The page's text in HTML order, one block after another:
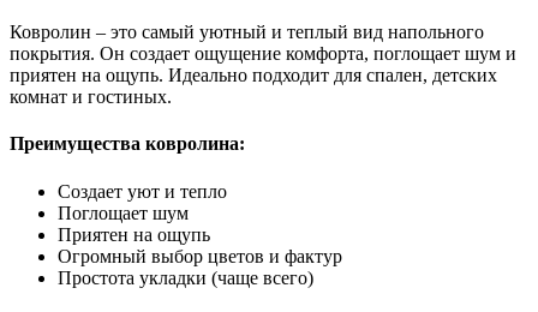
Ковролин – это самый уютный и теплый вид напольного
покрытия. Он создает ощущение комфорта, поглощает шум и
приятен на ощупь. Идеально подходит для спален, детских
комнат и гостиных.
Преимущества ковролина:
Создает уют и тепло
Поглощает шум
Приятен на ощупь
Огромный выбор цветов и фактур
Простота укладки (чаще всего)